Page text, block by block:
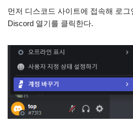
먼저 디스코드 사이트에 접속해 로
Discord 열기를 클릭한다.